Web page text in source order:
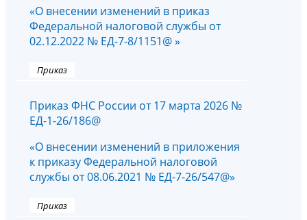
«О внесении изменений в приказ
Федеральной налоговой службы от
02.12.2022 № ЕД-7-8/1151@ »
Приказ
Приказ ФНС России от 17 марта 2026 №
ЕД-1-26/186@
«О внесении изменений в приложения
к приказу Федеральной налоговой
службы от 08.06.2021 № ЕД-7-26/547@»
Приказ